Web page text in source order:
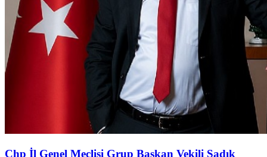
Chp İl Genel Meclisi Grup Başkan Vekili Sadık